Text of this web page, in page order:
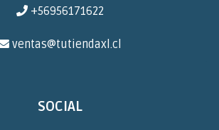
+56956171622
ventas@tutiendaxl.cl
SOCIAL